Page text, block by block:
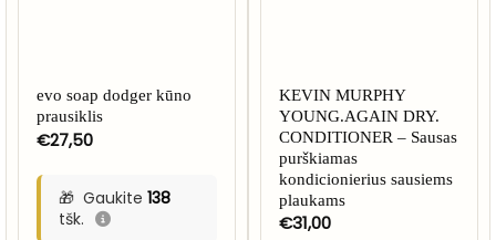
evo soap dodger kūno
prausiklis
€27,50
Gaukite 138
tšk.
KEVIN MURPHY
YOUNG.AGAIN DRY.
CONDITIONER – Sausas
purškiamas
kondicionierius sausiems
plaukams
€31,00